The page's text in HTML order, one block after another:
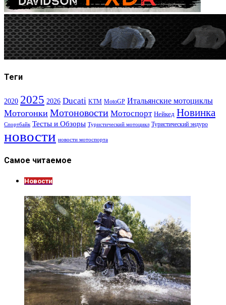
Теги
2020 2025 2026 Ducati KTM MotoGP Итальянские мотоциклы
Мотогонки Мотоновости Мотоспорт Нейкед Новинка
Спортбайк Тесты и Обзоры Туристический мотоцикл Туристический эндуро
новости новости мотоспорта
Самое читаемое
Новости